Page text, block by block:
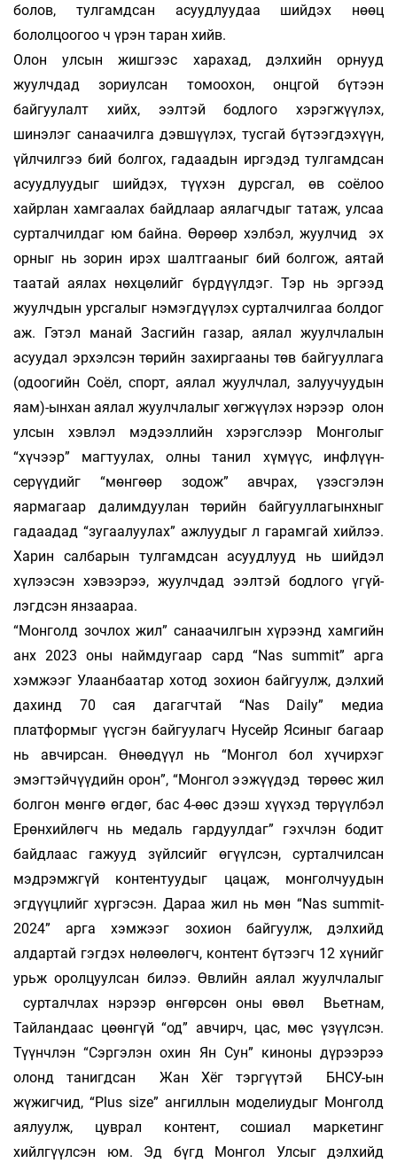
болов, тулгамдсан асуудлуудаа шийдэх нөөц
бололцоогоо ч үрэн таран хийв.
Олон улсын жишгээс харахад, дэлхийн орнууд
жуулчдад зориулсан томоохон, онцгой бүтээн
байгуулалт хийх, ээлтэй бодлого хэрэгжүүлэх,
шинэлэг санаачилга дэвшүүлэх, тусгай бүтээгдэхүүн,
үйлчилгээ бий болгох, гадаадын иргэдэд тулгамдсан
асуудлуудыг шийдэх, түүхэн дурсгал, өв соёлоо
хайрлан хамгаалах байдлаар аялагчдыг татаж, улсаа
сурталчилдаг юм байна. Өөрөөр хэлбэл, жуулчид эх
орныг нь зорин ирэх шалтгааныг бий болгож, аятай
таатай аялах нөхцөлийг бүрдүүлдэг. Тэр нь эргээд
жуулчдын урсгалыг нэмэгдүүлэх сурталчилгаа болдог
аж. Гэтэл манай Засгийн газар, аялал жуулчлалын
асуу­дал эрхэлсэн төрийн захиргааны төв байгуул­лага
(одоогийн Соёл, спорт, аялал жуулчлал, залуучуудын
яам)-ынхан аялал жуулчлалыг хөгжүүлэх нэрээр олон
улсын хэвлэл мэ­дээл­лийн хэрэгслээр Монголыг
“хүчээр” маг­туулах, олны танил хүмүүс, инфлүүн­
серүүдийг “мөн­гөөр зодож” авчрах, үзэсгэлэн
яармагаар далим­дуулан төрийн байгуул­лагынхныг
гадаа­дад “зугаалуулах” аж­луудыг л гарамгай хийлээ.
Ха­рин салбарын тул­гамд­сан асуудлууд нь ший­дэл
хүлээсэн хэ­вээ­рээ, жуулчдад ээлтэй бод­лого үгүй­
лэгдсэн янзаараа.
“Монголд зочлох жил” санаачилгын хүрээнд хамгийн
анх 2023 оны наймдугаар сард “Nas summit” арга
хэмжээг Улаанбаатар хотод зохион байгуулж, дэлхий
дахинд 70 сая дагагчтай “Nas Daily” медиа
платформыг үүсгэн байгуулагч Нусейр Ясиныг багаар
нь авчирсан. Өнөөдүүл нь “Монгол бол хүчирхэг
эмэгтэйчүүдийн орон”, “Монгол ээжүүдэд төрөөс жил
болгон мөнгө өгдөг, бас 4-өөс дээш хүүхэд төрүүлбэл
Ерөн­хийлөгч нь медаль гардуулдаг” гэхчлэн бодит
байдлаас гажууд зүйлсийг өгүүлсэн, суртал­чилсан
мэдрэмжгүй контентуудыг ца­цаж, монголчуудын
эгдүүцлийг хүргэсэн. Дараа жил нь мөн “Nas summit-
2024” арга хэмжээг зохион байгуулж, дэлхийд
алдартай гэгдэх нөлөөлөгч, контент бүтээгч 12 хүнийг
урьж оролцуулсан билээ. Өвлийн аялал жуулчлалыг
сурталчлах нэрээр өнгөрсөн оны өвөл Вьетнам,
Тайландаас цөөнгүй “од” авчирч, цас, мөс үзүүл­сэн.
Түүнчлэн “Сэргэлэн охин Ян Сун” киноны дүрээрээ
олонд танигдсан Жан Хёг тэргүүтэй БНСУ-ын
жүжигчид, “Plus size” ангиллын мо­делиудыг Монголд
аялуулж, цуврал кон­тент, сошиал маркетинг
хийлгүүлсэн юм. Эд бүгд Монгол Улсыг дэлхийд